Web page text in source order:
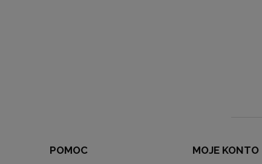
POMOC MOJE KONTO